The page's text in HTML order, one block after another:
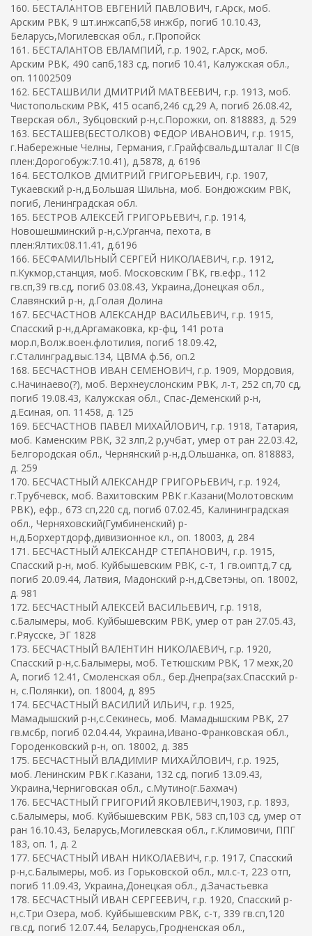
160. БЕСТАЛАНТОВ ЕВГЕНИЙ ПАВЛОВИЧ, г.Арск, моб.
Арским РВК, 9 шт.инжсапб,58 инжбр, погиб 10.10.43,
Беларусь,Могилевская обл., г.Пропойск
161. БЕСТАЛАНТОВ ЕВЛАМПИЙ, г.р. 1902, г.Арск, моб.
Арским РВК, 490 сапб,183 сд, погиб 10.41, Калужская обл.,
оп. 11002509
162. БЕСТАШВИЛИ ДМИТРИЙ МАТВЕЕВИЧ, г.р. 1913, моб.
Чистопольским РВК, 415 осапб,246 сд,29 А, погиб 26.08.42,
Тверская обл., Зубцовский р-н,с.Порожки, оп. 818883, д. 529
163. БЕСТАШЕВ(БЕСТОЛКОВ) ФЕДОР ИВАНОВИЧ, г.р. 1915,
г.Набережные Челны, Германия, г.Грайфсвальд,шталаг II C(в
плен:Дорогобуж:7.10.41), д.5878, д. 6196
164. БЕСТОЛКОВ ДМИТРИЙ ГРИГОРЬЕВИЧ, г.р. 1907,
Тукаевский р-н,д.Большая Шильна, моб. Бондюжским РВК,
погиб, Ленинградская обл.
165. БЕСТРОВ АЛЕКСЕЙ ГРИГОРЬЕВИЧ, г.р. 1914,
Новошешминский р-н,с.Урганча, пехота, в
плен:Ялтих:08.11.41, д.6196
166. БЕСФАМИЛЬНЫЙ СЕРГЕЙ НИКОЛАЕВИЧ, г.р. 1912,
п.Кукмор,станция, моб. Московским ГВК, гв.ефр., 112
гв.сп,39 гв.сд, погиб 03.08.43, Украина,Донецкая обл.,
Славянский р-н, д.Голая Долина
167. БЕСЧАСТНОВ АЛЕКСАНДР ВАСИЛЬЕВИЧ, г.р. 1915,
Спасский р-н,д.Аргамаковка, кр-фц, 141 рота
мор.п,Волж.воен.флотилия, погиб 18.09.42,
г.Сталинград,выс.134, ЦВМА ф.56, оп.2
168. БЕСЧАСТНОВ ИВАН СЕМЕНОВИЧ, г.р. 1909, Мордовия,
с.Начинаево(?), моб. Верхнеуслонским РВК, л-т, 252 сп,70 сд,
погиб 19.08.43, Калужская обл., Спас-Деменский р-н,
д.Есиная, оп. 11458, д. 125
169. БЕСЧАСТНОВ ПАВЕЛ МИХАЙЛОВИЧ, г.р. 1918, Татария,
моб. Каменским РВК, 32 злп,2 р,учбат, умер от ран 22.03.42,
Белгородская обл., Чернянский р-н,д.Ольшанка, оп. 818883,
д. 259
170. БЕСЧАСТНЫЙ АЛЕКСАНДР ГРИГОРЬЕВИЧ, г.р. 1924,
г.Трубчевск, моб. Вахитовским РВК г.Казани(Молотовским
РВК), ефр., 673 сп,220 сд, погиб 07.02.45, Калининградская
обл., Черняховский(Гумбиненский) р-
н,д.Борхертдорф,дивизионное кл., оп. 18003, д. 284
171. БЕСЧАСТНЫЙ АЛЕКСАНДР СТЕПАНОВИЧ, г.р. 1915,
Спасский р-н, моб. Куйбышевским РВК, с-т, 1 гв.оиптд,7 сд,
погиб 20.09.44, Латвия, Мадонский р-н,д.Светэны, оп. 18002,
д. 981
172. БЕСЧАСТНЫЙ АЛЕКСЕЙ ВАСИЛЬЕВИЧ, г.р. 1918,
с.Балымеры, моб. Куйбышевским РВК, умер от ран 27.05.43,
г.Ряусске, ЭГ 1828
173. БЕСЧАСТНЫЙ ВАЛЕНТИН НИКОЛАЕВИЧ, г.р. 1920,
Спасский р-н,с.Балымеры, моб. Тетюшским РВК, 17 мехк,20
А, погиб 12.41, Смоленская обл., бер.Днепра(зах.Спасский р-
н, с.Полянки), оп. 18004, д. 895
174. БЕСЧАСТНЫЙ ВАСИЛИЙ ИЛЬИЧ, г.р. 1925,
Мамадышский р-н,с.Секинесь, моб. Мамадышским РВК, 27
гв.мсбр, погиб 02.04.44, Украина,Ивано-Франковская обл.,
Городенковский р-н, оп. 18002, д. 385
175. БЕСЧАСТНЫЙ ВЛАДИМИР МИХАЙЛОВИЧ, г.р. 1925,
моб. Ленинским РВК г.Казани, 132 сд, погиб 13.09.43,
Украина,Черниговская обл., с.Мутино(г.Бахмач)
176. БЕСЧАСТНЫЙ ГРИГОРИЙ ЯКОВЛЕВИЧ,1903, г.р. 1893,
с.Балымеры, моб. Куйбышевским РВК, 583 сп,103 сд, умер от
ран 16.10.43, Беларусь,Могилевская обл., г.Климовичи, ППГ
183, оп. 1, д. 2
177. БЕСЧАСТНЫЙ ИВАН НИКОЛАЕВИЧ, г.р. 1917, Спасский
р-н,с.Балымеры, моб. из Горьковской обл., мл.с-т, 223 отп,
погиб 11.09.43, Украина,Донецкая обл., д.Зачастьевка
178. БЕСЧАСТНЫЙ ИВАН СЕРГЕЕВИЧ, г.р. 1920, Спасский р-
н,с.Три Озера, моб. Куйбышевским РВК, с-т, 339 гв.сп,120
гв.сд, погиб 12.07.44, Беларусь,Гродненская обл.,